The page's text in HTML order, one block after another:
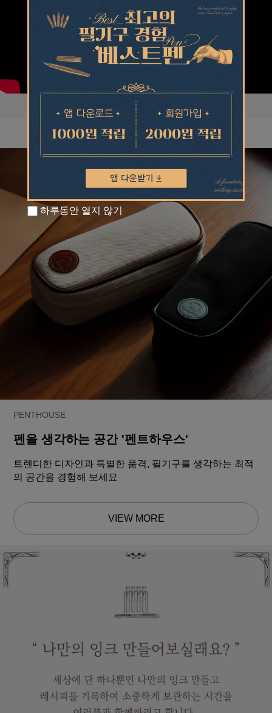
PENTHOUSE
펜을 생각하는 공간 '펜트하우스'
트렌디한 디자인과 특별한 품격, 필기구를 생각하는 최적
의 공간을 경험해 보세요
VIEW MORE
하루동안 열지 않기